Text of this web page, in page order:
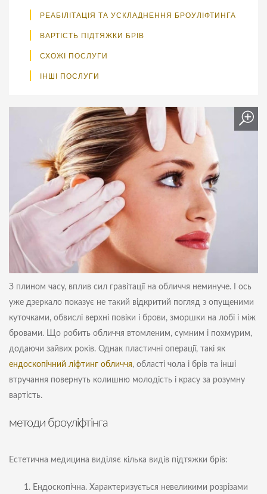
РЕАБІЛІТАЦІЯ ТА УСКЛАДНЕННЯ БРОУЛІФТИНГА
ВАРТІСТЬ ПІДТЯЖКИ БРІВ
СХОЖІ ПОСЛУГИ
ІНШІ ПОСЛУГИ
З плином часу, вплив сил гравітації на обличчя неминуче. І ось
уже дзеркало показує не такий відкритий погляд з опущеними
куточками, обвислі верхні повіки і брови, зморшки на лобі і між
бровами. Що робить обличчя втомленим, сумним і похмурим,
додаючи зайвих років. Однак пластичні операції, такі як
ендоскопічний ліфтинг обличчя, області чола і брів та інші
втручання повернуть колишню молодість і красу за розумну
вартість.
методи броуліфтінга
Естетична медицина виділяє кілька видів підтяжки брів:
Ендоскопічна. Характеризується невеликими розрізами